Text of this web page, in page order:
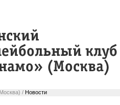
/ Новости